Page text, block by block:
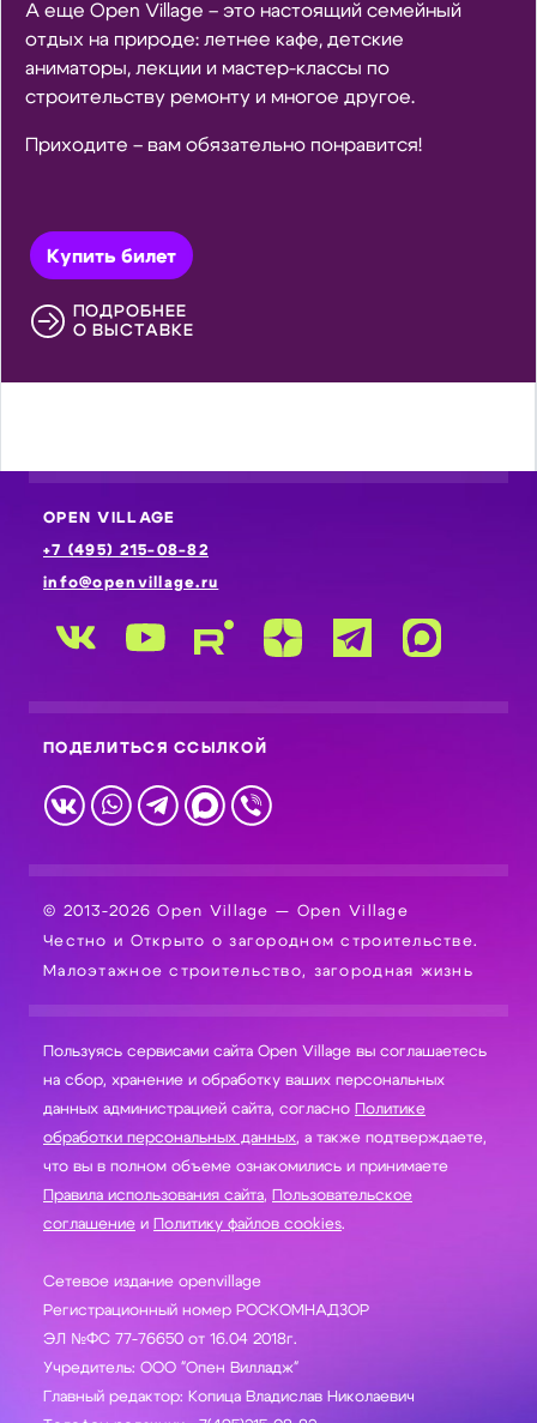
А еще Open Village – это настоящий семейный
отдых на природе: летнее кафе, детские
аниматоры, лекции и мастер-классы по
строительству ремонту и многое другое.
Приходите – вам обязательно понравится!
Купить билет
ПОДРОБНЕЕ
О ВЫСТАВКЕ
OPEN VILLAGE
+7 (495) 215-08-82
info@openvillage.ru
ПОДЕЛИТЬСЯ ССЫЛКОЙ
© 2013-2026 Open Village — Open Village
Честно и Открыто о загородном строительстве.
Малоэтажное строительство, загородная жизнь
Пользуясь сервисами сайта Open Village вы соглашаетесь
на сбор, хранение и обработку ваших персональных
данных администрацией сайта, согласно Политике
обработки персональных данных, а также подтверждаете,
что вы в полном объеме ознакомились и принимаете
Правила использования сайта, Пользовательское
соглашение и Политику файлов cookies.
Сетевое издание openvillage
Регистрационный номер РОСКОМНАДЗОР
ЭЛ №ФС 77-76650 от 16.04 2018г.
Учредитель: ООО "Опен Вилладж"
Главный редактор: Копица Владислав Николаевич